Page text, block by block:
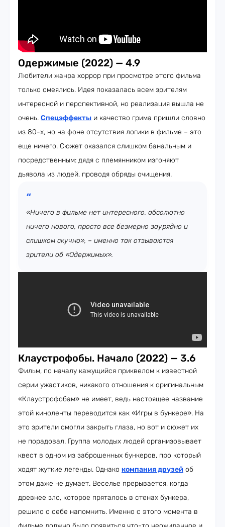
Одержимые (2022) — 4.9
Любители жанра хоррор при просмотре этого фильма
только смеялись. Идея показалась всем зрителям
интересной и перспективной, но реализация вышла не
очень. Спецэффекты и качество грима пришли словно
из 80-х, но на фоне отсутствия логики в фильме – это
еще ничего. Сюжет оказался слишком банальным и
посредственным: дядя с племянником изгоняют
дьявола из людей, проводя обряды очищения.
«Ничего в фильме нет интересного, абсолютно
ничего нового, просто все безмерно заурядно и
слишком скучно», – именно так отзываются
зрители об «Одержимых».
Клаустрофобы. Начало (2022) — 3.6
Фильм, по началу кажущийся приквелом к известной
серии ужастиков, никакого отношения к оригинальным
«Клаустрофобам» не имеет, ведь настоящее название
этой киноленты переводится как «Игры в бункере». На
это зрители смогли закрыть глаза, но вот и сюжет их
не порадовал. Группа молодых людей организовывает
квест в одном из заброшенных бункеров, про который
ходят жуткие легенды. Однако компания друзей об
этом даже не думает. Веселье прерывается, когда
древнее зло, которое пряталось в стенах бункера,
решило о себе напомнить. Именно с этого момента в